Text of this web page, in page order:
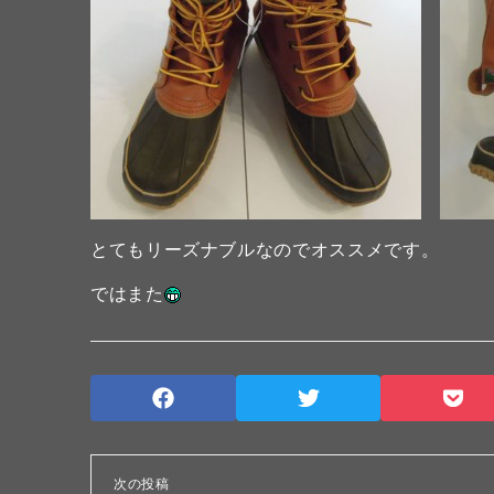
とてもリーズナブルなのでオススメです。
ではまた
次の投稿